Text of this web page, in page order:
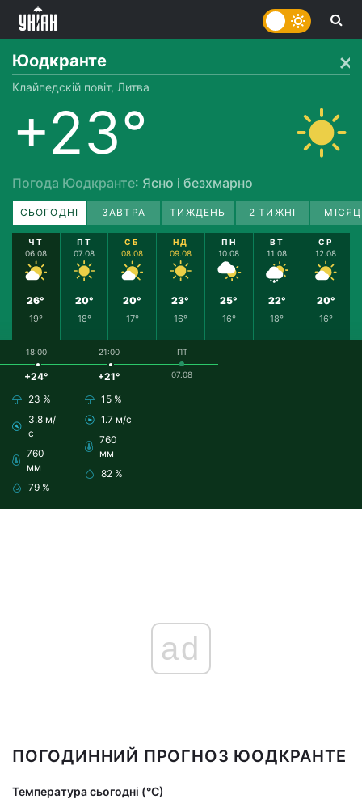
Юодкранте
Клайпедскій повіт, Литва
+23°
Погода Юодкранте: Ясно і безхмарно
СЬОГОДНІ ЗАВТРА ТИЖДЕНЬ 2 ТИЖНІ
ЧТ
06.08
26°
19°
ПТ
07.08
20°
18°
СБ
08.08
20°
17°
НД
09.08
23°
16°
ПН
10.08
25°
16°
ВТ
11.08
22°
18°
СР
12.08
20°
16°
18:00
+24°
23 %
3.8 м/
с
760
мм
79 %
21:00
+21°
15 %
1.7 м/с
760
мм
82 %
ПТ
07.08
ad
ПОГОДИННИЙ ПРОГНОЗ ЮОДКРАНТЕ
Температура сьогодні (°С)